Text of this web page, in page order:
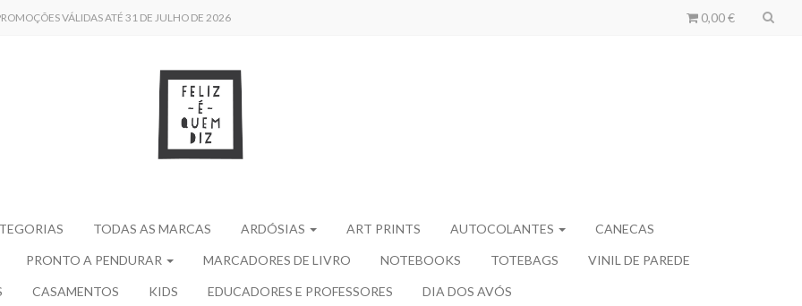
VÁLIDAS ATÉ 31 DE JULHO DE 2026 0,00 €
TODAS AS MARCAS ARDÓSIAS ART PRINTS AUTOCOLANTES CANECAS
PRONTO A PENDURAR MARCADORES DE LIVRO NOTEBOOKS TOTEBAGS VINIL DE PAREDE
CASAMENTOS KIDS EDUCADORES E PROFESSORES DIA DOS AVÓS